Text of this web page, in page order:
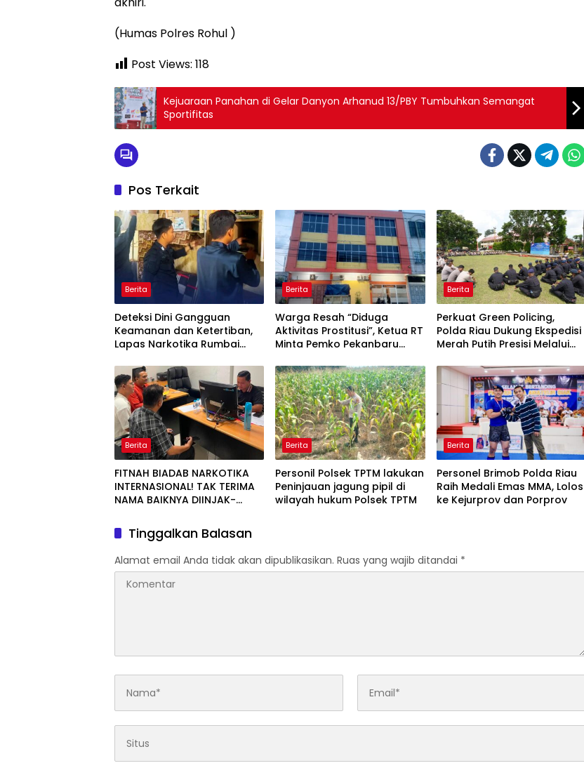
(Humas Polres Rohul )
Post Views: 118
Kejuaraan Panahan di Gelar Danyon Arhanud 13/PBY Tumbuhkan Semangat
Sportifitas
Pos Terkait
Berita
Deteksi Dini Gangguan
Keamanan dan Ketertiban,
Lapas Narkotika Rumbai
Berita
Warga Resah “Diduga
Aktivitas Prostitusi”, Ketua RT
Minta Pemko Pekanbaru
Aktivitas Z Homestay di
Jalan Tanjung Datuk
Berita
Perkuat Green Policing,
Polda Riau Dukung Ekspedisi
Merah Putih Presisi Melalui
Mangrove
Berita
FITNAH BIADAB NARKOTIKA
INTERNASIONAL! TAK TERIMA
NAMA BAIKNYA DIINJAK-
WAR: SIAP Bantai DAN SERET
AKUN PEMBUNUH KARAKTER
KE PENJARA POLDA KEPRI!
Berita
Personil Polsek TPTM lakukan
Peninjauan jagung pipil di
wilayah hukum Polsek TPTM
Berita
Personel Brimob Polda Riau
Raih Medali Emas MMA, Lolos
ke Kejurprov dan Porprov
Tinggalkan Balasan
Alamat email Anda tidak akan dipublikasikan. Ruas yang wajib ditandai *